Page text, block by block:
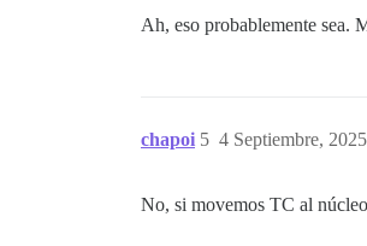
Ah, eso probablemente sea.
chapoi 4 Septiembre,
5
No, si movemos TC al